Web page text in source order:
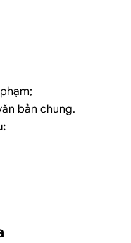
bản chung.